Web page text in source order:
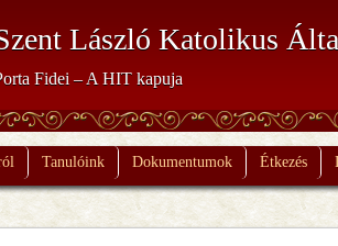
László Katolikus
Fidei – A HIT kapuja
Tanulóink Dokumentumok Étkezés